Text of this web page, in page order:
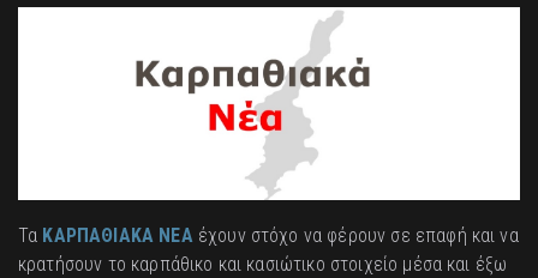
Τα ΚΑΡΠΑΘΙΑΚΑ ΝΕΑέχουν στόχο να φέρουν σε επαφή και να
κρατήσουν το καρπάθικο και κασιώτικο στοιχείο μέσα και έξω